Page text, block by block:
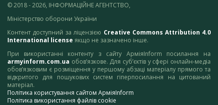
© 2018 - 2026, ІНФОРМАЦІЙНЕ АГЕНТСТВО,
Міністерство оборони України
Контент доступний за ліцензією Creative Commons Attribution 4.0
International license якщо не зазначено інше.
При використанні контенту з сайту АрміяInform посилання на
armyinform.com.ua обов’язкове. Для суб’єктів у сфері онлайн-медіа
обов’язковим є розміщення у першому абзаці матеріалу прямого та
відкритого для пошукових систем гіперпосилання на цитований
матеріал.
Політика користування сайтом АрміяInform
Політика використання файлів cookie